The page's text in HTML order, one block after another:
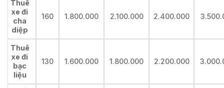
Thuê
xe đi
cha
diệp
160 1.800.000 2.100.000 2.400.000
Thuê
xe đi
bạc
liệu
130 1.600.000 1.800.000 2.200.000